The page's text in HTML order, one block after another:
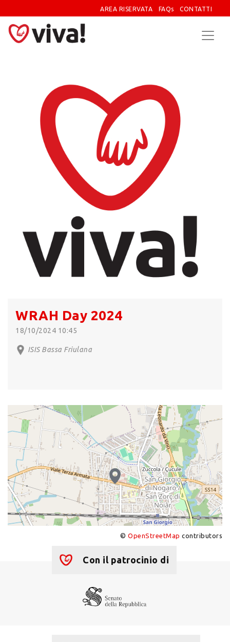
AREA RISERVATA FAQs CONTATTI
WRAH Day 2024
18/10/2024 10:45
ISIS Bassa Friulana
© OpenStreetMap contributors
Con il patrocinio di